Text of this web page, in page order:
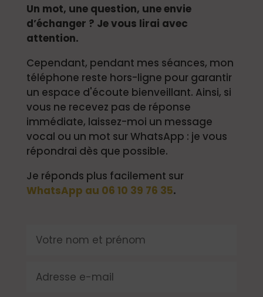
Un mot, une question, une envie
d’échanger ? Je vous lirai avec
attention.
Cependant, pendant mes séances, mon
téléphone reste hors-ligne pour garantir
un espace d'écoute bienveillant. Ainsi, si
vous ne recevez pas de réponse
immédiate, laissez-moi un message
vocal ou un mot sur WhatsApp : je vous
répondrai dès que possible.
Je réponds plus facilement sur
WhatsApp au 06 10 39 76 35.